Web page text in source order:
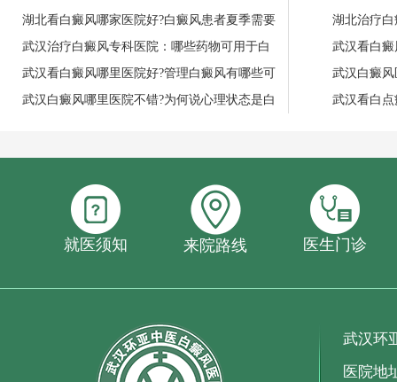
湖北看白癜风哪家医院好?白癜风患者夏季需要
武汉治疗白癜风专科医院：哪些药物可用于白
武汉看白癜风哪里医院好?管理白癜风有哪些可
武汉白癜风哪里医院不错?为何说心理状态是白
湖北治疗
武汉看白
武汉白癜
武汉看白
就医须知 来院路线 医生门诊
武汉环
医院地